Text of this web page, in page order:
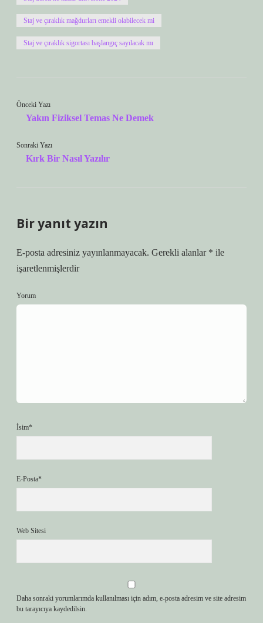
Staj ve çıraklık mağdurları emekli olabilecek mi
Staj ve çıraklık sigortası başlangıç sayılacak mı
Önceki Yazı
Yakın Fiziksel Temas Ne Demek
Sonraki Yazı
Kırk Bir Nasıl Yazılır
Bir yanıt yazın
E-posta adresiniz yayınlanmayacak. Gerekli alanlar * ile
işaretlenmişlerdir
Yorum
İsim*
E-Posta*
Web Sitesi
Daha sonraki yorumlarımda kullanılması için adım, e-posta adresim ve site adresim
bu tarayıcıya kaydedilsin.